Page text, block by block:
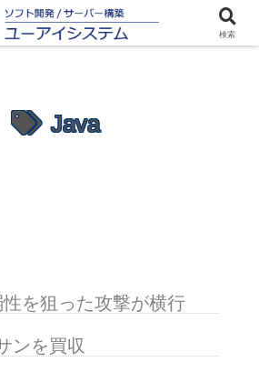
Java
を狙った攻撃が横行
ンを買収
検索